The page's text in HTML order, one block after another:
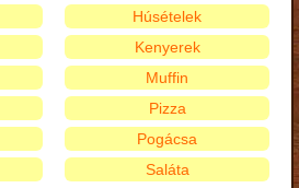
Húsételek
Kenyerek
Muffin
Pizza
Pogácsa
Saláta